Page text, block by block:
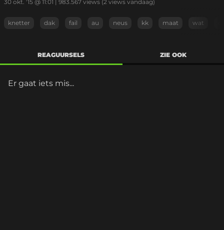
30 okt. '15 @ 11:01 | 983.567 views (2 views vandaag)
knetter dak fail au neus kk maat wat
REAGUURSELS ZIE OOK
Er gaat iets mis...